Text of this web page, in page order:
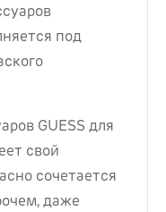
под
GUESS для
свой
сочетается
даже